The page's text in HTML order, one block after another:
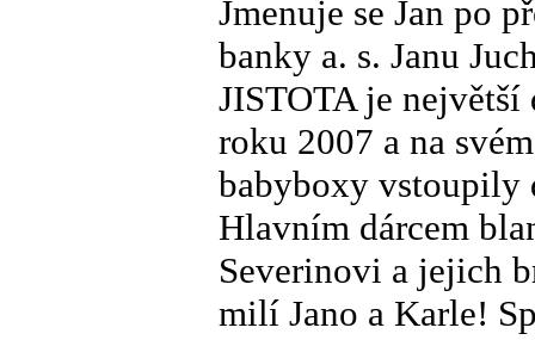
Jmenuje se Jan po
banky a. s. Janu
JISTOTA je největší
roku 2007 a na
babyboxy vstoupily
Hlavním dárcem
Severinovi a jejich
milí Jano a Karle!